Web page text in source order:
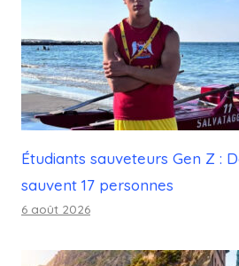
Étudiants sauveteurs Gen Z :
sauvent 17 personnes
6 août 2026